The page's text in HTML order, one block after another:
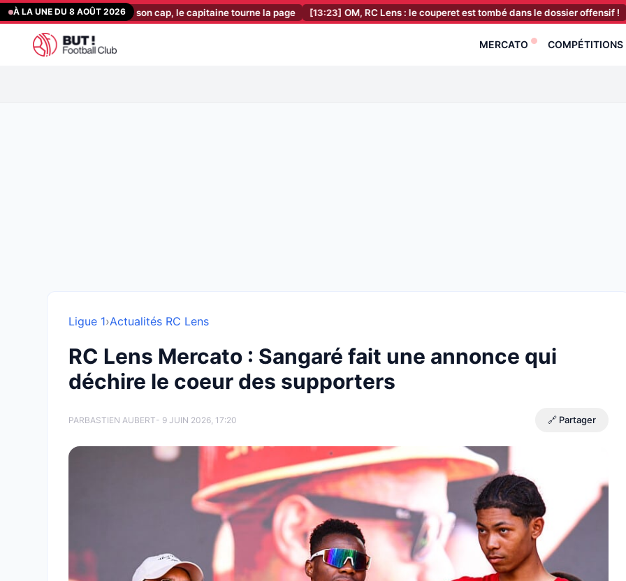
Aller
au
contenu
À LA UNE DU 8 AOÛT 2026
entraîneur fixe son cap, le capitaine tourne la page [13:23] OM, RC Lens : le couperet est tombé dans le dossier offensif ! [13:03]
MERCATO COMPÉTITIONS
Ligue 1›Actualités RC Lens
RC Lens Mercato : Sangaré fait une annonce qui
déchire le coeur des supporters
PARBASTIEN AUBERT- 9 JUIN 2026, 17:20 🔗 Partager